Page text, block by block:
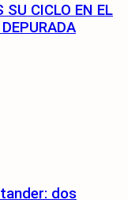
SU CICLO EN EL
dos